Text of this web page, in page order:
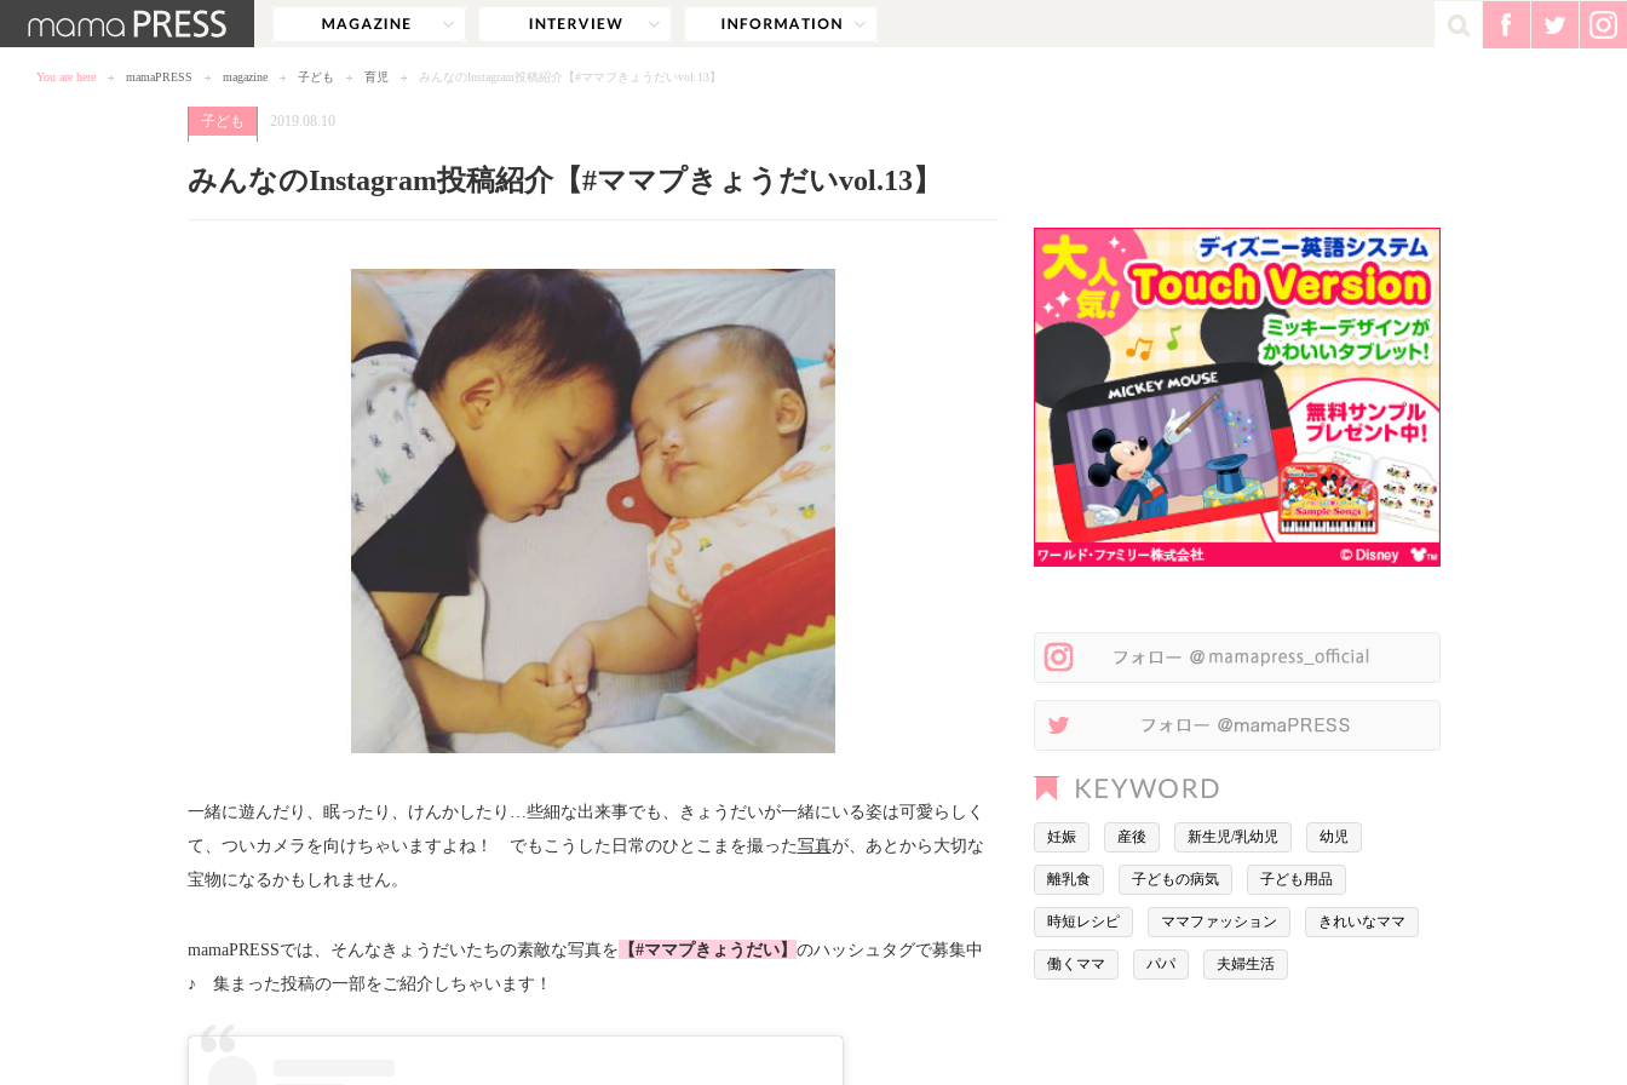
You are here mamaPRESS magazine 子ども 育児 みんなのInstagram投稿紹介【#ママプきょうだいvol.13】
子ども 2019.08.10
みんなのInstagram投稿紹介【#ママプきょうだいvol.13】
一緒に遊んだり、眠ったり、けんかしたり…些細な出来事でも、きょうだいが一緒にいる姿は可愛らしく
て、ついカメラを向けちゃいますよね！ でもこうした日常のひとこまを撮った写真が、あとから大切な
宝物になるかもしれません。
mamaPRESSでは、そんなきょうだいたちの素敵な写真を 【#ママプきょうだい】 のハッシュタグで募集中
♪ 集まった投稿の一部をご紹介しちゃいます！
妊娠 産後 新生児/乳幼児 幼児
離乳食 子どもの病気 子ども用品
時短レシピ ママファッション きれいなママ
働くママ パパ 夫婦生活